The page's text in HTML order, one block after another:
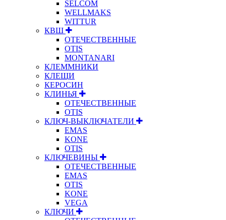
SELCOM
WELLMAKS
WITTUR
КВШ
ОТЕЧЕСТВЕННЫЕ
OTIS
MONTANARI
КЛЕММНИКИ
КЛЕЩИ
КЕРОСИН
КЛИНЬЯ
ОТЕЧЕСТВЕННЫЕ
OTIS
КЛЮЧ-ВЫКЛЮЧАТЕЛИ
EMAS
KONE
OTIS
КЛЮЧЕВИНЫ
ОТЕЧЕСТВЕННЫЕ
EMAS
OTIS
KONE
VEGA
КЛЮЧИ